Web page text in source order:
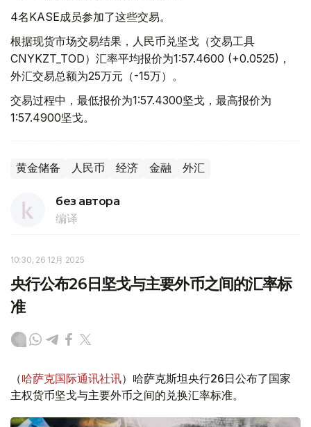
4名KASE成员参加了这些交易。
根据现货市场交易结果，人民币兑坚戈（交易工具
CNYKZT_TOD）汇率平均报价为1:57.4600 (+0.0525)，
外汇交易总额为25万元（-15万）。
交易过程中，最低报价为1:57.4300坚戈，最高报价为
1:57.4900坚戈。
黄金储备 人民币 经济 金融 外汇
без автора
编译
10:30, 26 12月 2025
央行公布26日坚戈与主要外币之间的汇率标
准
（哈萨克国际通讯社讯）哈萨克斯坦央行26日公布了国家
主权货币坚戈与主要外币之间的兑换汇率标准。